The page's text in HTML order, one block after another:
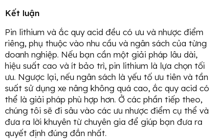
Kết luận
Pin lithium và ắc quy acid đều có ưu và nhược điểm
riêng, phụ thuộc vào nhu cầu và ngân sách của từng
doanh nghiệp. Nếu bạn cần một giải pháp lâu dài,
hiệu suất cao và ít bảo trì, pin lithium là lựa chọn tối
ưu. Ngược lại, nếu ngân sách là yếu tố ưu tiên và tần
suất sử dụng xe nâng không quá cao, ắc quy acid có
thể là giải pháp phù hợp hơn. Ở các phần tiếp theo,
chúng tôi sẽ đi sâu vào các ưu nhược điểm cụ thể và
đưa ra lời khuyên từ chuyên gia để giúp bạn đưa ra
quyết định đúng đắn nhất.